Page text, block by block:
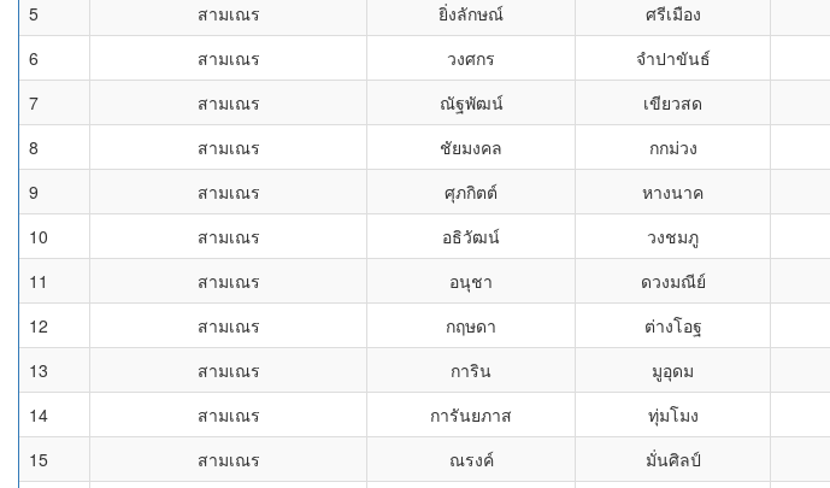
5
สามเณร ยิ่งลักษณ์ ศรีเมือง
6
สามเณร วงศกร จำปาขันธ์
7
สามเณร ณัฐพัฒน์ เขียวสด
8
สามเณร ชัยมงคล กกม่วง
9
สามเณร ศุภกิตต์ หางนาค
10
สามเณร อธิวัฒน์ วงชมภู
11
สามเณร อนุชา ดวงมณีย์
12
สามเณร กฤษดา ต่างโอฐ
13
สามเณร การิน มูอุดม
14
สามเณร การันยภาส ทุ่มโมง
15
สามเณร ณรงค์ มั่นศิลป์